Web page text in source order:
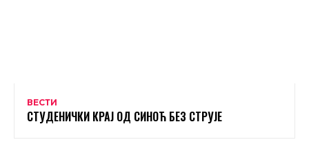
ВЕСТИ
СТУДЕНИЧКИ КРАЈ ОД СИНОЋ БЕЗ СТРУЈЕ